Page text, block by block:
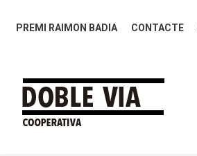
PREMI RAIMON BADIA CONTACTE